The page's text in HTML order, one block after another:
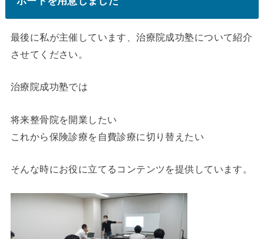
最後に私が主催しています、治療院成功塾について紹介
させてください。
治療院成功塾では
将来整骨院を開業したい
これから保険診療を自費診療に切り替えたい
そんな時にお役に立てるコンテンツを提供しています。